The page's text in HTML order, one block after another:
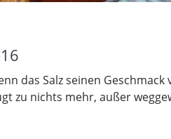
das Salz seinen
zu nichts mehr, außer